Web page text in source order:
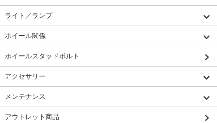
ライト／ランプ
ホイール関係
ホイールスタッドボルト
アクセサリー
メンテナンス
アウトレット商品